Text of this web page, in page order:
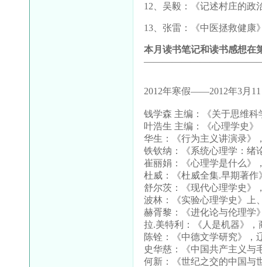
12 、吴毅：《记述村庄的
13 、张雷：《中医拯救健
本月读书笔记和读书感想在
2012年寒假——2012年3月
钱学森 主编：《关于思维
叶浩生 主编：《心理学史
华生：《行为主义讲演录》
铁钦纳：《系统心理学：绪
崔丽娟：《心理学是什么》
杜威：《杜威全集.早期著
舒尔茨：《现代心理学史》
波林：《实验心理学史》上
赫胥黎：《进化论与伦理学
拉.美特利：《人是机器》，
陈铨：《中德文学研究》，
史华慈：《中国共产主义与
何新：《世纪之交的中国与